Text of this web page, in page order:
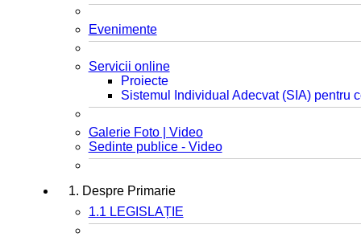
Evenimente
Servicii online
Proiecte
Sistemul Individual Adecvat (SIA) pentru
Galerie Foto | Video
Sedinte publice - Video
1. Despre Primarie
1.1 LEGISLAȚIE